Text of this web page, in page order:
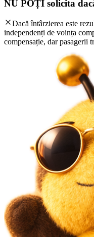
NU POȚI solicita
Dacă întârzierea este
independenți de voința
compensație, dar pasagerii